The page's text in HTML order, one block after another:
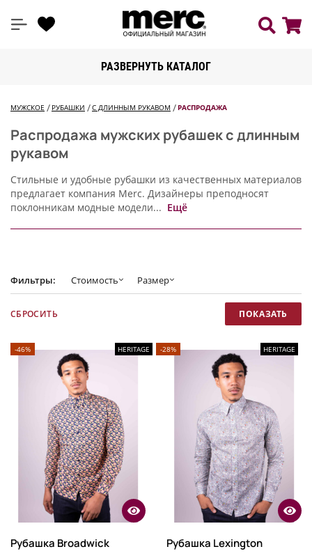
РАЗВЕРНУТЬ КАТАЛОГ
МУЖСКОЕ РУБАШКИ С ДЛИННЫМ РУКАВОМ РАСПРОДАЖА
Распродажа мужских рубашек с длинным
рукавом
Стильные и удобные рубашки из качественных материалов
предлагает компания Merc. Дизайнеры преподносят
поклонникам модные модели... Ещё
Фильтры: Стоимость Размер
-46% HERITAGE
Рубашка Broadwick
-28% HERITAGE
Рубашка Lexington